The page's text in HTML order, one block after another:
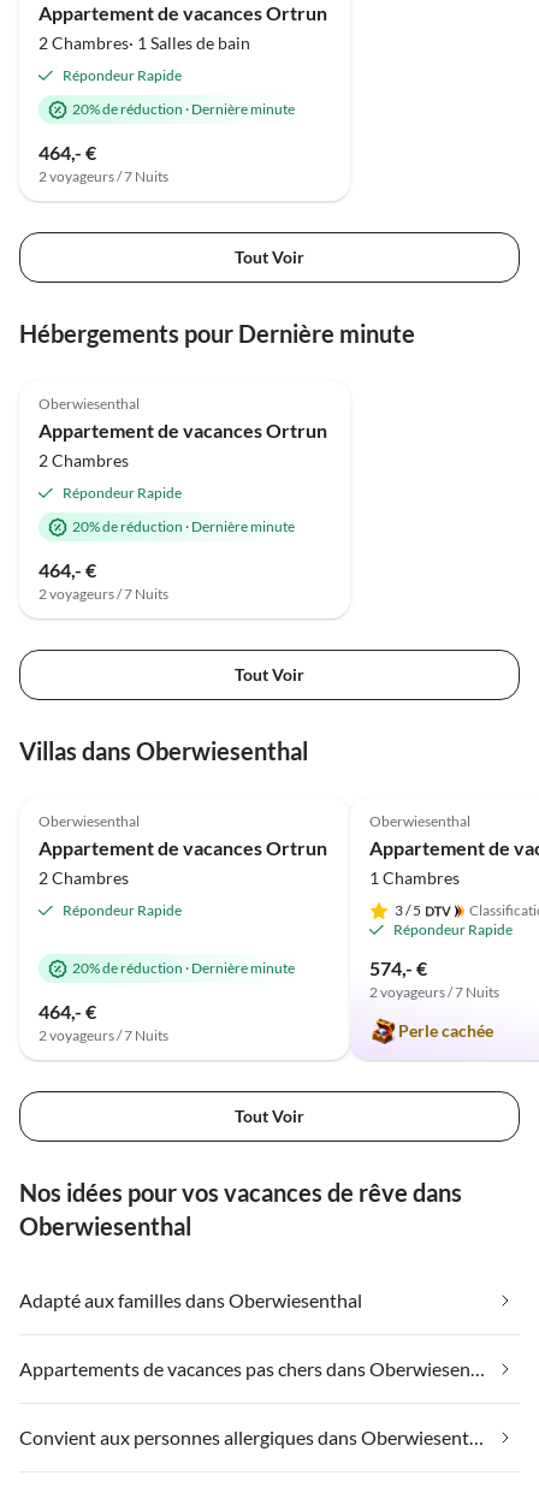
Appartement de vacances Ortrun
2 Chambres· 1 Salles de bain
Répondeur Rapide
20% de réduction · Dernière minute
464,- €
2 voyageurs / 7 Nuits
Tout Voir
Hébergements pour Dernière minute
Oberwiesenthal
Appartement de vacances Ortrun
2 Chambres
Répondeur Rapide
20% de réduction · Dernière minute
464,- €
2 voyageurs / 7 Nuits
Tout Voir
Villas dans Oberwiesenthal
Oberwiesenthal
Appartement de vacances Ortrun
2 Chambres
Répondeur Rapide
20% de réduction · Dernière minute
464,- €
2 voyageurs / 7 Nuits
Oberwiesenthal
1 Chambres
3/ 5
Répondeur Rapide
574,- €
2 voyageurs / 7 Nuits
Perle cachée
Tout Voir
Nos idées pour vos vacances de rêve dans
Oberwiesenthal
Adapté aux familles dans Oberwiesenthal
Appartements de vacances pas chers dans Oberwiesenthal
Convient aux personnes allergiques dans Oberwiesenthal